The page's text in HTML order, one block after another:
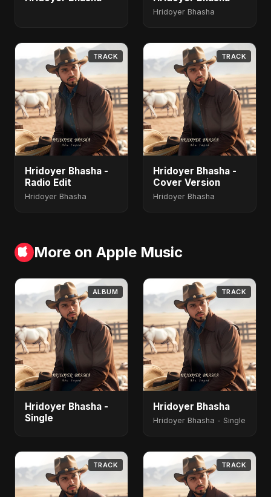
Hridoyer Bhasha
TRACK
Hridoyer Bhasha -
Radio Edit
Hridoyer Bhasha
TRACK
Hridoyer Bhasha -
Cover Version
Hridoyer Bhasha
More on Apple Music
ALBUM
Hridoyer Bhasha -
Single
TRACK
Hridoyer Bhasha
Hridoyer Bhasha - Single
TRACK TRACK